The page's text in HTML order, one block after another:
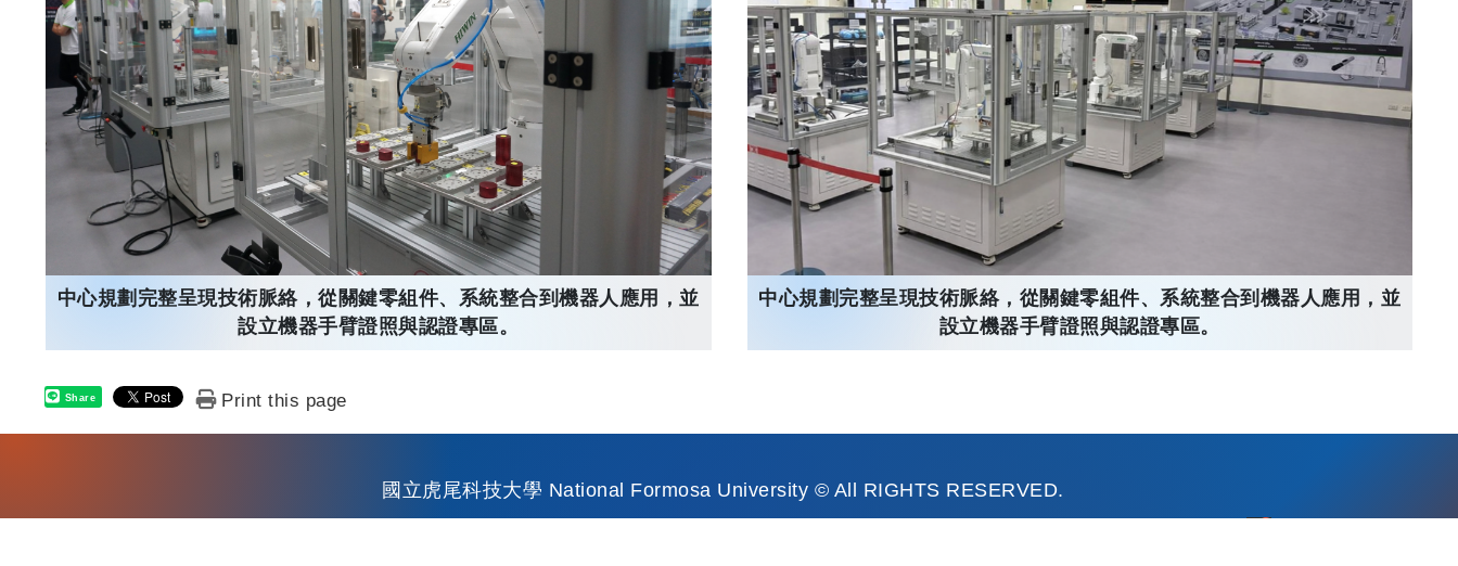
中心規劃完整呈現技術脈絡，從關鍵零組件、系統整合到機器人應用，並
設立機器手臂證照與認證專區。
中心規劃完整呈現技術脈絡，從關鍵零組件、系統整合到機器人應用，並
設立機器手臂證照與認證專區。
Share Print this page
國立虎尾科技大學 National Formosa University © All RIGHTS RESERVED.